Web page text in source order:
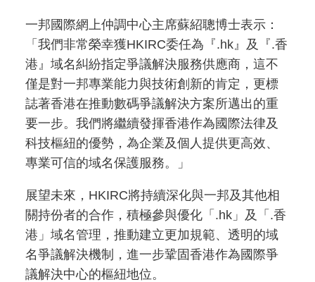
一邦國際網上仲調中心主席蘇紹聰博士表示：
「我們非常榮幸獲HKIRC委任為『.hk』及『.香
港』域名糾紛指定爭議解決服務供應商，這不
僅是對一邦專業能力與技術創新的肯定，更標
誌著香港在推動數碼爭議解決方案所邁出的重
要一步。我們將繼續發揮香港作為國際法律及
科技樞紐的優勢，為企業及個人提供更高效、
專業可信的域名保護服務。」
展望未來，HKIRC將持續深化與一邦及其他相
關持份者的合作，積極參與優化「.hk」及「.香
港」域名管理，推動建立更加規範、透明的域
名爭議解決機制，進一步鞏固香港作為國際爭
議解決中心的樞紐地位。